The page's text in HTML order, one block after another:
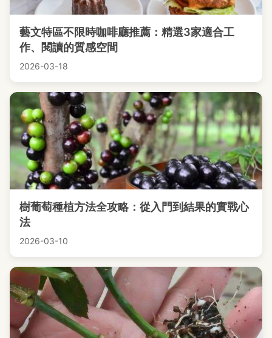
藝文特區不限時咖啡廳推薦：精選3家適合工
作、閱讀的質感空間
2026-03-18
樹葡萄種植方法全攻略：從入門到結果的實戰心
法
2026-03-10